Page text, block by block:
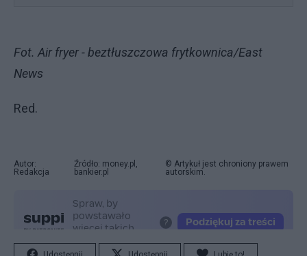
Fot. Air fryer - beztłuszczowa frytkownica/East
News
Red.
Autor:
Redakcja
Źródło: money.pl,
bankier.pl
© Artykuł jest chroniony prawem
autorskim.